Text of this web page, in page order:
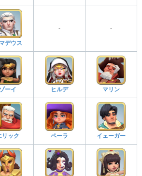
デウス
- -
ゾーイ ヒルデ マリン
リック ペーラ イェーガー